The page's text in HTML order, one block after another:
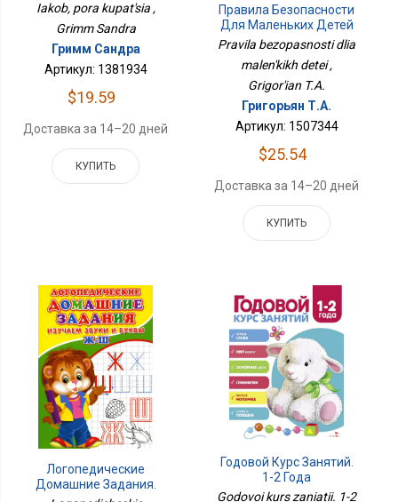
Iakob, pora kupat'sia ,
Grimm Sandra
Гримм Сандра
Артикул: 1381934
$19.59
Доставка за 14–20 дней
КУПИТЬ
Правила Безопасности
Для Маленьких Детей
Pravila bezopasnosti dlia
malen'kikh detei ,
Grigor'ian T.A.
Григорьян Т.А.
Артикул: 1507344
$25.54
Доставка за 14–20 дней
КУПИТЬ
Логопедические
Домашние Задания.
Годовой Курс Занятий.
1-2 Года
Godovoi kurs zaniatii. 1-2